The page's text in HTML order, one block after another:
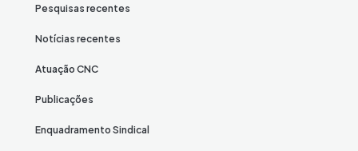
Pesquisas recentes
Notícias recentes
Atuação CNC
Publicações
Enquadramento Sindical